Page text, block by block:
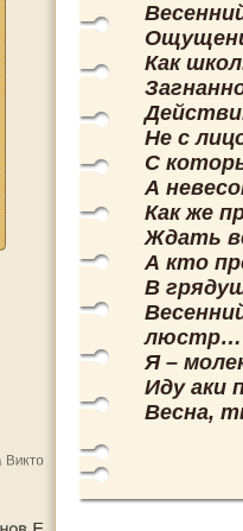
Как
Не с
С
А
Как же
Ждать
А кто
В
люстр…
Я –
Иду аки
Весна,